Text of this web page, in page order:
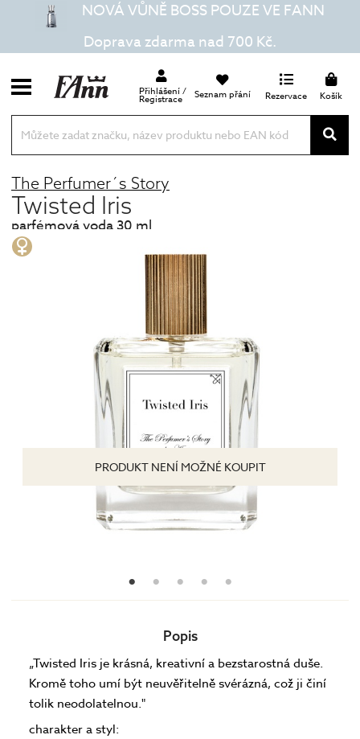
NOVÁ VŮNĚ BOSS POUZE VE FANN
Doprava zdarma nad 700 Kč.
Přihlášení /
Registrace Seznam přání Rezervace Košík
The Perfumer´s Story
Twisted Iris
parfémová voda 30 ml
PRODUKT NENÍ MOŽNÉ KOUPIT
Popis
„Twisted Iris je krásná, kreativní a bezstarostná duše.
Kromě toho umí být neuvěřitelně svérázná, což ji činí
tolik neodolatelnou."
charakter a styl: